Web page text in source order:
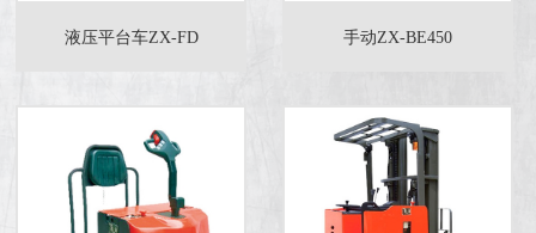
液压平台车ZX-FD 手动ZX-BE450